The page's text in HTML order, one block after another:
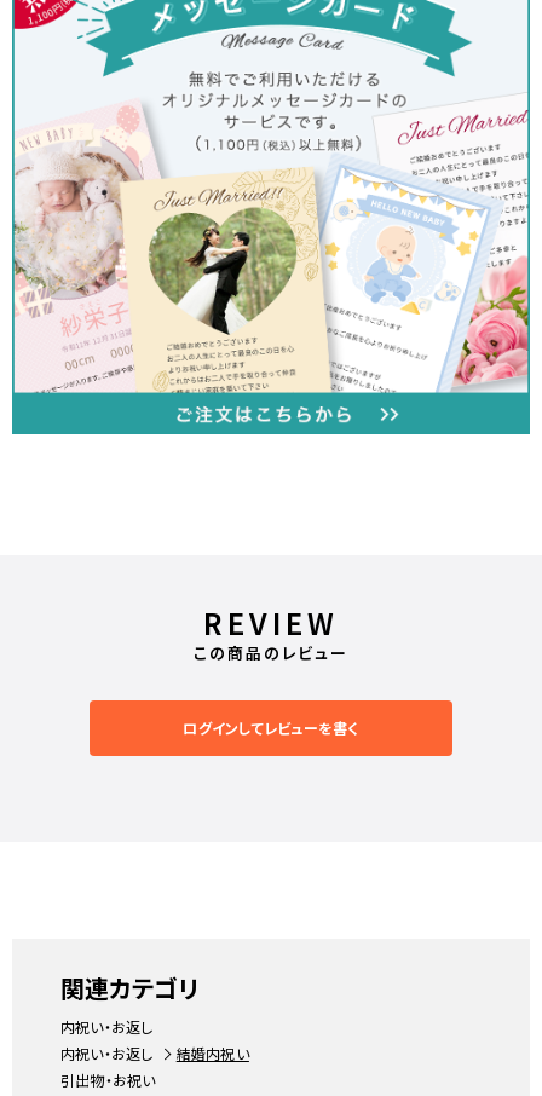
REVIEW
この商品のレビュー
ログインしてレビューを書く
関連カテゴリ
内祝い・お返し
内祝い・お返し
結婚内祝い
引出物・お祝い